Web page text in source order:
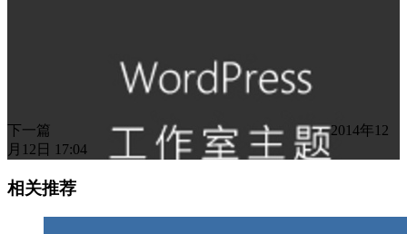
下一篇
2014年12
月12日 17:04
相关推荐